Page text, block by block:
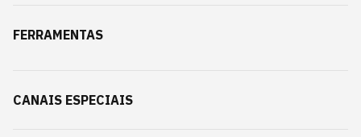
FERRAMENTAS
CANAIS ESPECIAIS